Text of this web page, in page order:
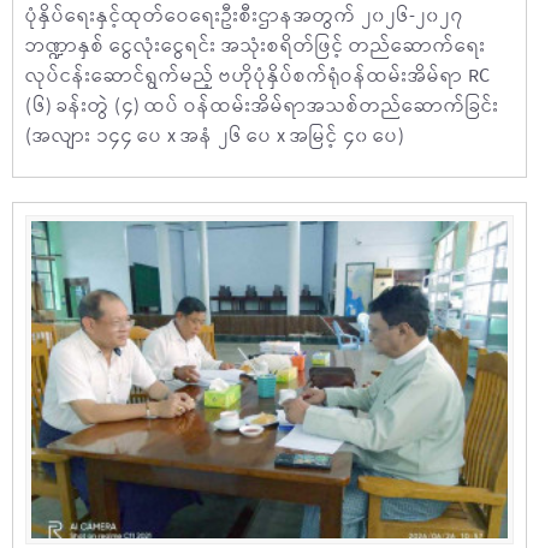
ပုံနှိပ်ရေးနှင့်ထုတ်ဝေရေးဦးစီးဌာနအတွက် ၂၀၂၆-၂၀၂၇
ဘဏ္ဍာနှစ် ငွေလုံးငွေရင်း အသုံးစရိတ်ဖြင့် တည်ဆောက်ရေး
လုပ်ငန်းဆောင်ရွက်မည့် ဗဟိုပုံနှိပ်စက်ရုံဝန်ထမ်းအိမ်ရာ RC
(၆) ခန်းတွဲ (၄) ထပ် ဝန်ထမ်းအိမ်ရာအသစ်တည်ဆောက်ခြင်း
(အလျား ၁၄၄ ပေ x အနံ ၂၆ ပေ x အမြင့် ၄၀ ပေ)